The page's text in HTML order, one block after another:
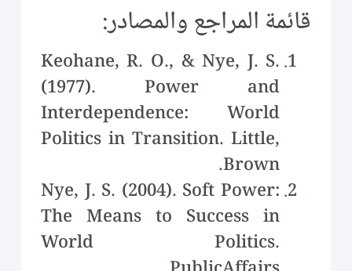
قائمة المراجع والمصادر:
Keohane, R. O., & Nye, J. S.
(1977). Power and
Interdependence: World
Politics in Transition. Little,
Brown.
Nye, J. S. (2004). Soft Power:
The Means to Success in
World Politics.